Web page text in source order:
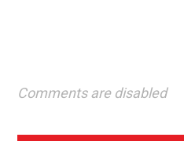
Comments are disabled